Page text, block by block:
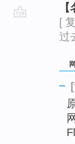
[
过